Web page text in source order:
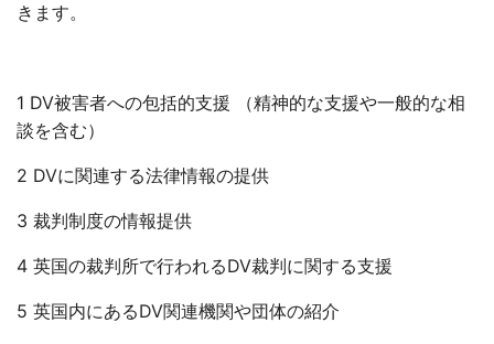
きます。
1 DV被害者への包括的支援 （精神的な支援や一般的な相
談を含む）
2 DVに関連する法律情報の提供
3 裁判制度の情報提供
4 英国の裁判所で行われるDV裁判に関する支援
5 英国内にあるDV関連機関や団体の紹介